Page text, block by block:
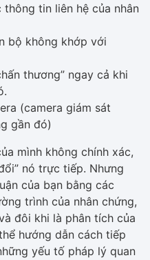
thông tin liên hệ của nhân
bộ không khớp với
thương” ngay cả khi
(camera giám sát
gần đó)
mình không chính xác,
nó trực tiếp. Nhưng
của bạn bằng các
trình của nhân chứng,
đôi khi là phân tích của
hướng dẫn cách tiếp
yếu tố pháp lý quan